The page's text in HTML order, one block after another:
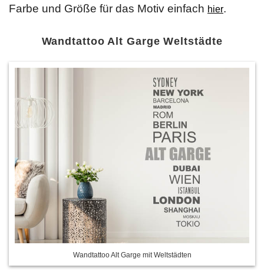
Farbe und Größe für das Motiv einfach hier.
Wandtattoo Alt Garge Weltstädte
Wandtattoo Alt Garge mit Weltstädten